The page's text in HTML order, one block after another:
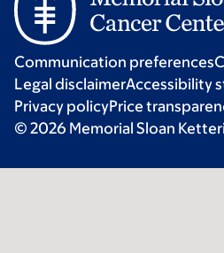
Communication preferences
Legal disclaimerAccessibility
Privacy policyPrice
© 2026 Memorial Sloan